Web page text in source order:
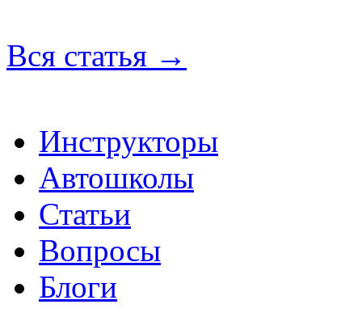
Вся статья →
Инструкторы
Автошколы
Статьи
Вопросы
Блоги